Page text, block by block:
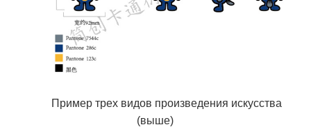
Пример трех видов произведения искусства
(выше)